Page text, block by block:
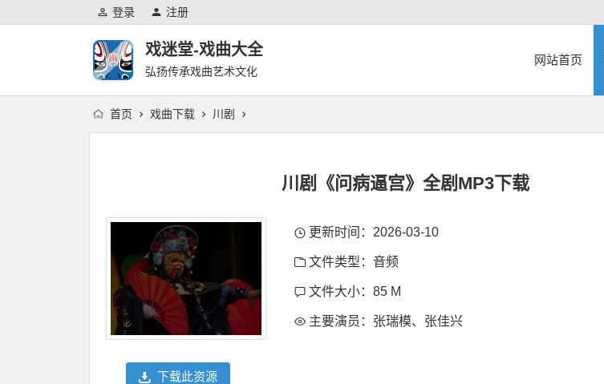
登录 注册
戏迷堂-戏曲大全
弘扬传承戏曲艺术文化
网站首页
首页 戏曲下载 川剧
川剧《问病逼宫》全剧MP3下载
更新时间：2026-03-10
文件类型：音频
文件大小：85 M
主要演员：张瑞模、张佳兴
下载此资源